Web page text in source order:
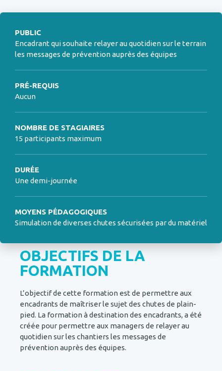
PUBLIC
Encadrant qui souhaite relayer au quotidien sur le terrain
les messages de prévention auprès des équipes
PRÉ-REQUIS
Aucun
NOMBRE DE STAGIAIRES
15 participants maximum
DURÉE
Une demi-journée
MOYENS PÉDAGOGIQUES
Simulation de diverses chutes sécurisées par du matériel
OBJECTIFS DE LA
FORMATION
L’objectif de cette formation est de permettre aux
encadrants de maîtriser le sujet des chutes de plain-
pied. La formation à destination des encadrants, a été
créée pour permettre aux managers de relayer au
quotidien sur les chantiers les messages de
prévention auprès des équipes.